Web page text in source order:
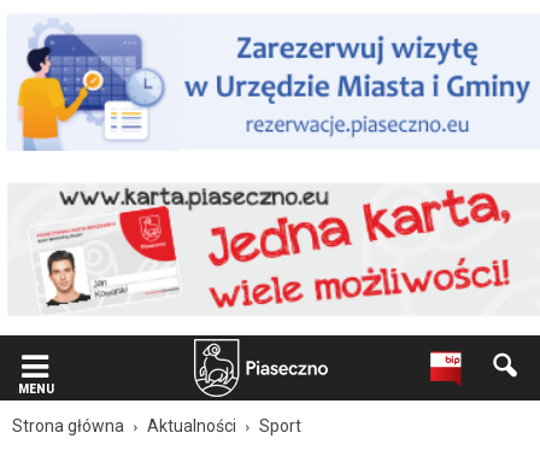
użytkowników
czytników
ekranowych Znajdujesz
się
podstronie
Piaseczno
zdobyli
najwięcej
medali
na
Mistrzostwach
MENU
Strona główna Aktualności Sport